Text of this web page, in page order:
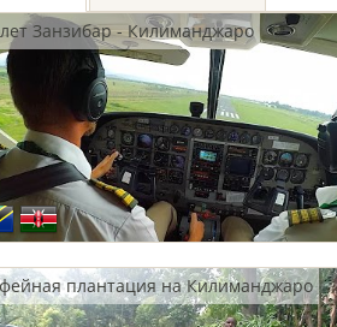
Занзибар - Килиманджаро
плантация на Килиманджаро